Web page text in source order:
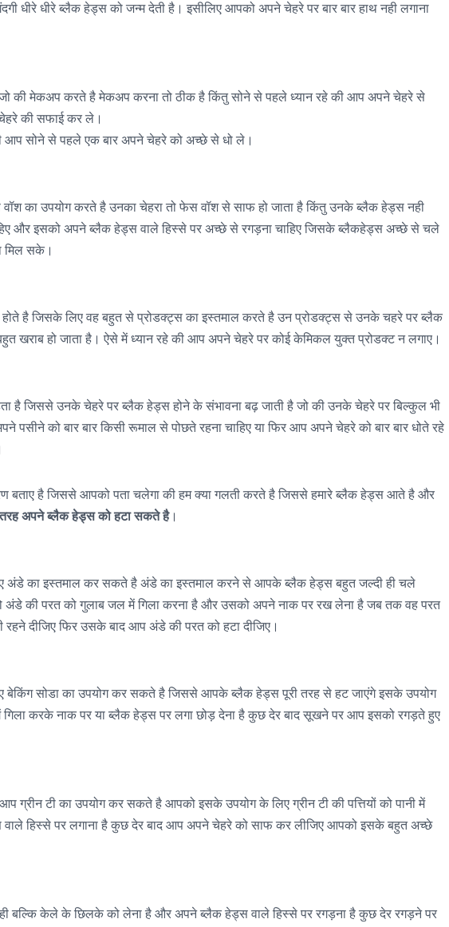
धीरे धीरे ब्लैक हेड्स को जन्म देती है। इसीलिए आपको अपने चेहरे पर बार बार हाथ नही लगाना
की मेकअप करते है मेकअप करना तो ठीक है किंतु सोने से पहले ध्यान रहे की आप अपने चेहरे से
की सफाई कर ले।
आप सोने से पहले एक बार अपने चेहरे को अच्छे से धो ले।
का उपयोग करते है उनका चेहरा तो फेस वॉश से साफ हो जाता है किंतु उनके ब्लैक हेड्स नही
और इसको अपने ब्लैक हेड्स वाले हिस्से पर अच्छे से रगड़ना चाहिए जिसके ब्लैकहेड्स अच्छे से चले
मिल सके।
है जिसके लिए वह बहुत से प्रोडक्ट्स का इस्तमाल करते है उन प्रोडक्ट्स से उनके चहरे पर ब्लैक
हो जाता है। ऐसे में ध्यान रहे की आप अपने चेहरे पर कोई केमिकल युक्त प्रोडक्ट न लगाए।
है जिससे उनके चेहरे पर ब्लैक हेड्स होने के संभावना बढ़ जाती है जो की उनके चेहरे पर बिल्कुल भी
को बार बार किसी रूमाल से पोछते रहना चाहिए या फिर आप अपने चेहरे को बार बार धोते रहे
है जिससे आपको पता चलेगा की हम क्या गलती करते है जिससे हमारे ब्लैक हेड्स आते है और
अपने ब्लैक हेड्स को हटा सकते है।
अंडे का इस्तमाल कर सकते है अंडे का इस्तमाल करने से आपके ब्लैक हेड्स बहुत जल्दी ही चले
की परत को गुलाब जल में गिला करना है और उसको अपने नाक पर रख लेना है जब तक वह परत
दीजिए फिर उसके बाद आप अंडे की परत को हटा दीजिए।
सोडा का उपयोग कर सकते है जिससे आपके ब्लैक हेड्स पूरी तरह से हट जाएंगे इसके उपयोग
गिला करके नाक पर या ब्लैक हेड्स पर लगा छोड़ देना है कुछ देर बाद सूखने पर आप इसको रगड़ते हुए
टी का उपयोग कर सकते है आपको इसके उपयोग के लिए ग्रीन टी की पत्तियों को पानी में
हिस्से पर लगाना है कुछ देर बाद आप अपने चेहरे को साफ कर लीजिए आपको इसके बहुत अच्छे
बल्कि केले के छिलके को लेना है और अपने ब्लैक हेड्स वाले हिस्से पर रगड़ना है कुछ देर रगड़ने पर